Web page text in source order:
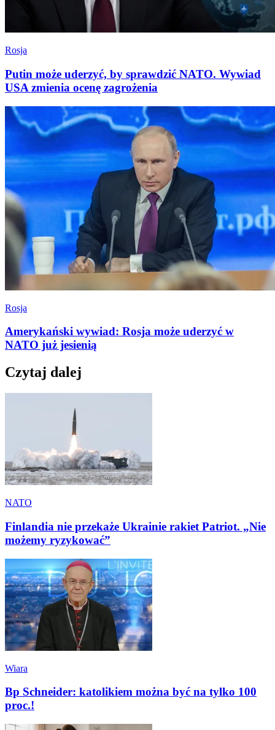
Rosja
Putin może uderzyć, by sprawdzić NATO. Wywiad
USA zmienia ocenę zagrożenia
Rosja
Amerykański wywiad: Rosja może uderzyć w
NATO już jesienią
Czytaj dalej
NATO
Finlandia nie przekaże Ukrainie rakiet Patriot. „Nie
możemy ryzykować”
Wiara
Bp Schneider: katolikiem można być na tylko 100
proc.!